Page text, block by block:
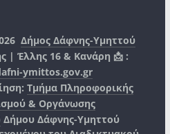
Δήμος Δάφνης-Υμηττού
| Έλλης 16 & Κανάρη 📩 :
ymittos.gov.gr
Τμήμα Πληροφορικής
& Οργάνωσης
Δήμου Δάφνης-Υμηττού